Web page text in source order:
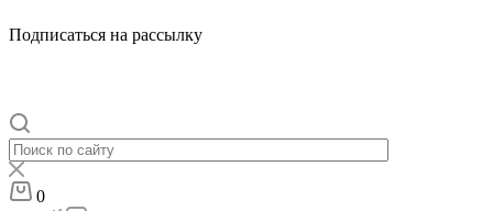
Подписаться на рассылку
0